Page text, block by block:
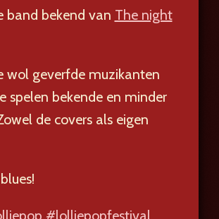
band bekend van The night
wol geverfde muzikanten
spelen bekende en minder
de covers als eigen